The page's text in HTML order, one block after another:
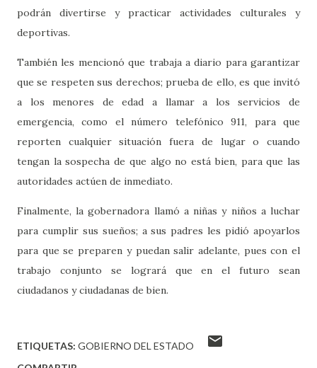
podrán divertirse y practicar actividades culturales y
deportivas.
También les mencionó que trabaja a diario para garantizar
que se respeten sus derechos; prueba de ello, es que invitó
a los menores de edad a llamar a los servicios de
emergencia, como el número telefónico 911, para que
reporten cualquier situación fuera de lugar o cuando
tengan la sospecha de que algo no está bien, para que las
autoridades actúen de inmediato.
Finalmente, la gobernadora llamó a niñas y niños a luchar
para cumplir sus sueños; a sus padres les pidió apoyarlos
para que se preparen y puedan salir adelante, pues con el
trabajo conjunto se logrará que en el futuro sean
ciudadanos y ciudadanas de bien.
ETIQUETAS: GOBIERNO DEL ESTADO